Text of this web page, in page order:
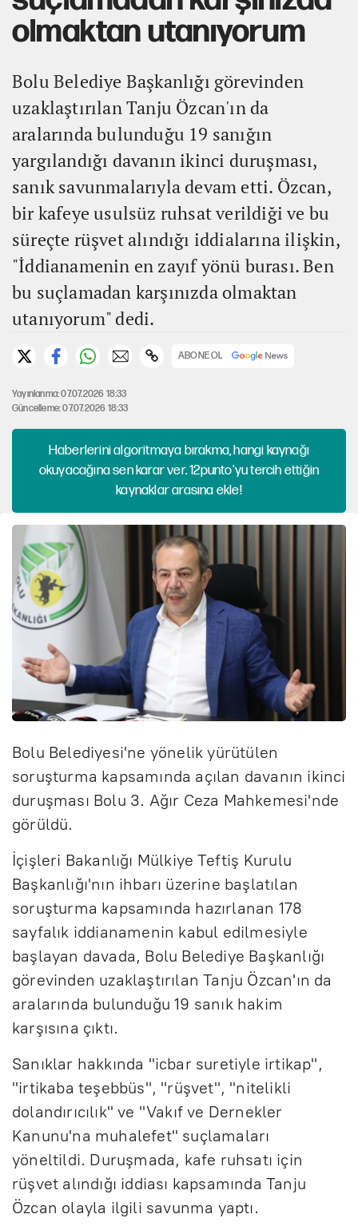
olmaktan utanıyorum
Bolu Belediye Başkanlığı görevinden
uzaklaştırılan Tanju Özcan'ın da
aralarında bulunduğu 19 sanığın
yargılandığı davanın ikinci duruşması,
sanık savunmalarıyla devam etti. Özcan,
bir kafeye usulsüz ruhsat verildiği ve bu
süreçte rüşvet alındığı iddialarına ilişkin,
"İddianamenin en zayıf yönü burası. Ben
bu suçlamadan karşınızda olmaktan
utanıyorum" dedi.
ABONE OL
Yayınlanma: 07.07.2026 18:33
Güncelleme: 07.07.2026 18:33
Haberlerini algoritmaya bırakma, hangi kaynağı
okuyacağına sen karar ver. 12punto'yu tercih ettiğin
kaynaklar arasına ekle!
Bolu Belediyesi'ne yönelik yürütülen
soruşturma kapsamında açılan davanın ikinci
duruşması Bolu 3. Ağır Ceza Mahkemesi'nde
görüldü.
İçişleri Bakanlığı Mülkiye Teftiş Kurulu
Başkanlığı'nın ihbarı üzerine başlatılan
soruşturma kapsamında hazırlanan 178
sayfalık iddianamenin kabul edilmesiyle
başlayan davada, Bolu Belediye Başkanlığı
görevinden uzaklaştırılan Tanju Özcan'ın da
aralarında bulunduğu 19 sanık hakim
karşısına çıktı.
Sanıklar hakkında "icbar suretiyle irtikap",
"irtikaba teşebbüs", "rüşvet", "nitelikli
dolandırıcılık" ve "Vakıf ve Dernekler
Kanunu'na muhalefet" suçlamaları
yöneltildi. Duruşmada, kafe ruhsatı için
rüşvet alındığı iddiası kapsamında Tanju
Özcan olayla ilgili savunma yaptı.